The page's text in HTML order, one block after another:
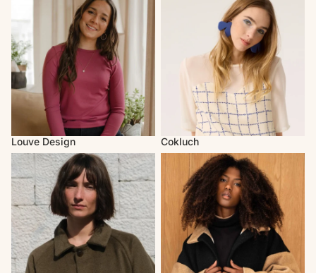
Louve Design
Cokluch
Atelier B
MAS Montréal